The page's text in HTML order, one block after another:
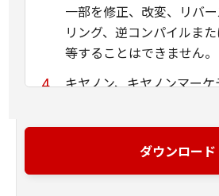
一部を修正、改変、リバ
リング、逆コンパイルま
等することはできません。
キヤノン、キヤノンマー
は、本ソフトウェアがユ
的のために適当であるこ
ダウンロード